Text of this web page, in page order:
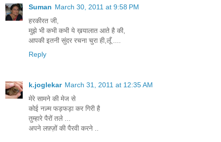
Suman March 30, 2011 at 9:58 PM
हरकीरत जी,
मुझे भी कभी कभी ये ख़यालात आते है की,
आपकी इतनी सुंदर रचना चुरा ही,लूँ ....
Reply
k.joglekar March 31, 2011 at 12:35 AM
मेरे सामने की मेज से
कोई नज़्म फड़फड़ा कर गिरी है
तुम्हारे पैरों तले ...
अपने लफ़्ज़ों की पैरवी करने ..